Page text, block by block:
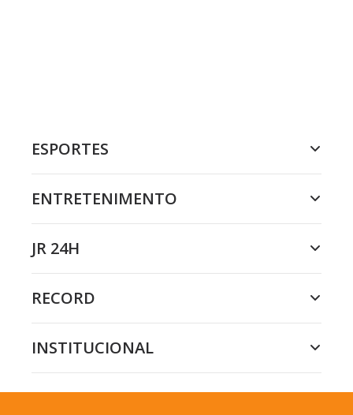
ESPORTES
ENTRETENIMENTO
JR 24H
RECORD
INSTITUCIONAL